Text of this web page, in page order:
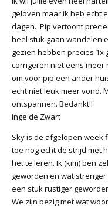
geloven maar ik heb echt
dagen. Pip vertoont
heel stuk gaan wandelen
gezien hebben precies
corrigeren niet eens meer
om voor pip een ander
echt niet leuk meer vond.
ontspannen. Bedankt!!
Inge de Zwart
Sky is de afgelopen week
toe nog echt de strijd met
het te leren. Ik (kim) ben
geworden en wat
een stuk rustiger
We zijn bezig met wat